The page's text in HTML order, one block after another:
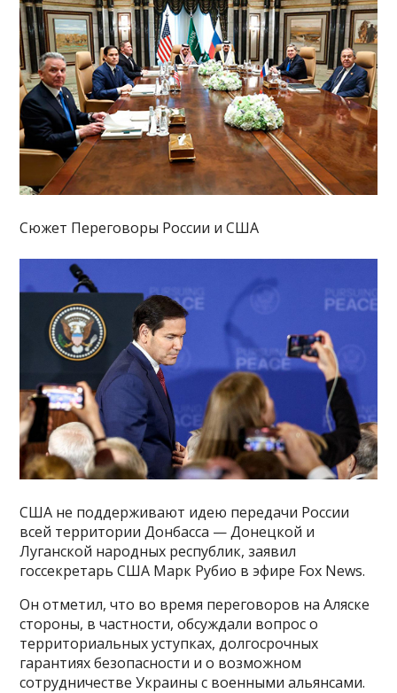
Сюжет Переговоры России и США
США не поддерживают идею передачи России
всей территории Донбасса — Донецкой и
Луганской народных республик, заявил
госсекретарь США Марк Рубио в эфире Fox News.
Он отметил, что во время переговоров на Аляске
стороны, в частности, обсуждали вопрос о
территориальных уступках, долгосрочных
гарантиях безопасности и о возможном
сотрудничестве Украины с военными альянсами.